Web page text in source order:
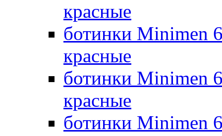
красные
ботинки Minimen
красные
ботинки Minimen
красные
ботинки Minimen